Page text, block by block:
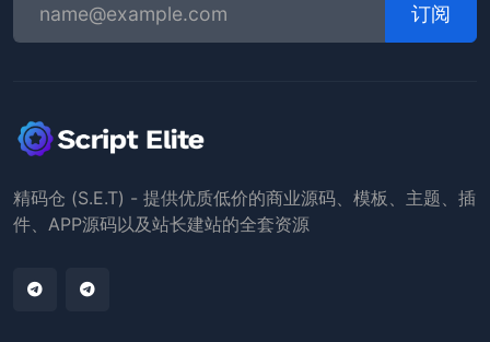
订阅
精码仓 (S.E.T) - 提供优质低价的商业源码、模板、主题、插
件、APP源码以及站长建站的全套资源